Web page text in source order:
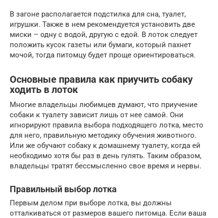
В загоне располагается подстилка для сна, туалет,
игрушки. Также в нем рекомендуется установить две
миски – одну с водой, другую с едой. В лоток следует
положить кусок газеты или бумаги, который пахнет
мочой, тогда питомцу будет проще ориентироваться.
Основные правила как приучить собаку
ходить в лоток
Многие владельцы любимцев думают, что приучение
собаки к туалету зависит лишь от нее самой. Они
игнорируют правила выбора подходящего лотка, место
для него, правильную методику обучения животного.
Или же обучают собаку к домашнему туалету, когда ей
необходимо хотя бы раз в день гулять. Таким образом,
владельцы тратят бессмысленно свое время и нервы.
Правильный выбор лотка
Первым делом при выборе лотка, вы должны
отталкиваться от размеров вашего питомца. Если ваша